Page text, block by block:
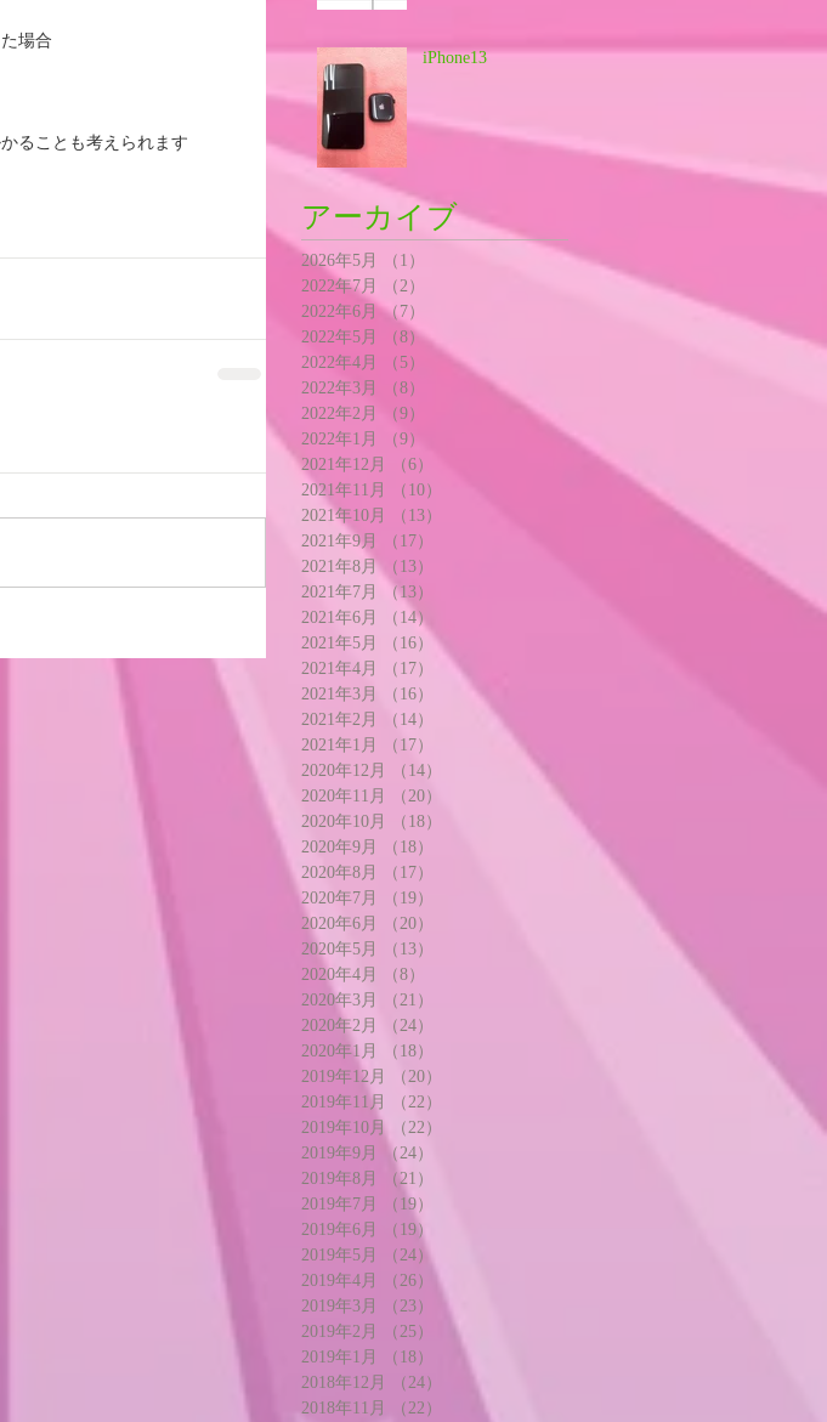
場合
ることも考えられます
iPhone13
アーカイブ
2026年5月 （1）
2022年7月
（2）
2022年6月 （7）
2022年5月
（8）8件の記事
2022年4月
（5）
5件の記事
2022年3月
（8）
8件の記事
2022年2月
（9）
2022年1月
（9）
2021年12月
（6）
2021年11月
（10）
2021年10月
（13）
2021年9月
（17）
2021年8月
（13）
2021年7月
（13）
2021年6月
（14）
2021年5月
（16） 16件の記事
2021年4月
（17）
17件の記事
2021年3月
（16）
16件の記事
2021年2月
（14）
14件の記事
2021年1月
（17）
17件の記事
2020年12月
（14）
2020年11月
（20）
2020年10月
（18）
2020年9月
（18）
2020年8月
（17）
2020年7月
（19）
2020年6月
（20）
2020年5月
（13）
2020年4月
（8）
2020年3月
（21）
2020年2月
（24）
2020年1月
（18）
2019年12月
（20）
2019年11月
（22）
2019年10月
（22）
2019年9月
（24）
2019年8月
（21）
2019年7月
（19）
2019年6月
（19）
2019年5月
（24）
2019年4月
（26）
2019年3月
（23）
2019年2月
（25）
25件の記事
2019年1月
（18）
2018年12月
（24）
2018年11月
（22）